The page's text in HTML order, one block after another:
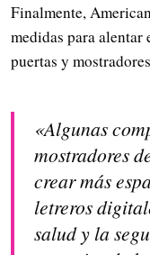
Finalmente,
medidas para
puertas y
«Algunas
mostradores
crear más
letreros
salud y la